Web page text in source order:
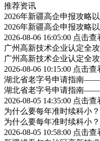
推荐资讯
2026年新疆高企申报攻略
2026年新疆高企申报攻略
2026-08-06 16:05:00 点击查
广州高新技术企业认定全
广州高新技术企业认定全
2026-08-06 10:15:00 点击查
湖北省老字号申请指南——
湖北省老字号申请指南——
2026-08-05 14:35:00 点击查
为什么要每年准时续科小
为什么要每年准时续科小
2026-08-05 10:58:00 点击查